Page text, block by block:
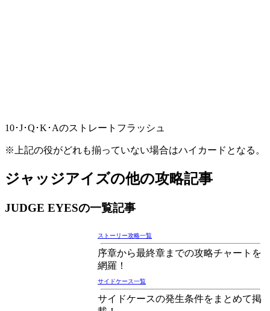
10･J･Q･K･Aのストレートフラッシュ
※上記の役がどれも揃っていない場合はハイカードとなる。
ジャッジアイズの他の攻略記事
JUDGE EYESの一覧記事
ストーリー攻略一覧
序章から最終章までの攻略チャートを
網羅！
サイドケース一覧
サイドケースの発生条件をまとめて掲